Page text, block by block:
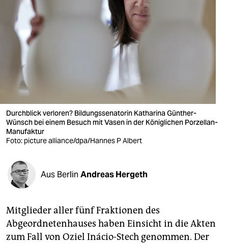
wahrheit
verlag
veranstaltungen
shop
fragen & hilfe
unterstützen
genossenschaft
Durchblick verloren? Bildungssenatorin Katharina Günther-
Wünsch bei einem Besuch mit Vasen in der Königlichen Porzellan-
Manufaktur
Foto: picture alliance/dpa/Hannes P Albert
Aus Berlin Andreas Hergeth
Mitglieder aller fünf Fraktionen des
Abgeordnetenhauses haben Einsicht in die Akten
zum Fall von Oziel Inácio-Stech genommen. Der